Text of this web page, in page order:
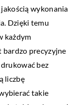
wykonania
Dzięki temu
każdym
bardzo precyzyjne
bez
liczbę
takie